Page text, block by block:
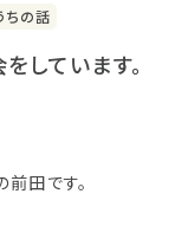
ちの話
しています。
田です。